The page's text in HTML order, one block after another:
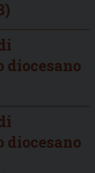
diocesano
diocesano